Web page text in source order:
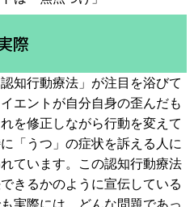
際
知行動療法」が注目を浴びて
エントが自分自身の歪んだも
を修正しながら行動を変えて
「うつ」の症状を訴える人に
ています。この認知行動療法
きるかのように宣伝している
実際には、どんな問題であっ